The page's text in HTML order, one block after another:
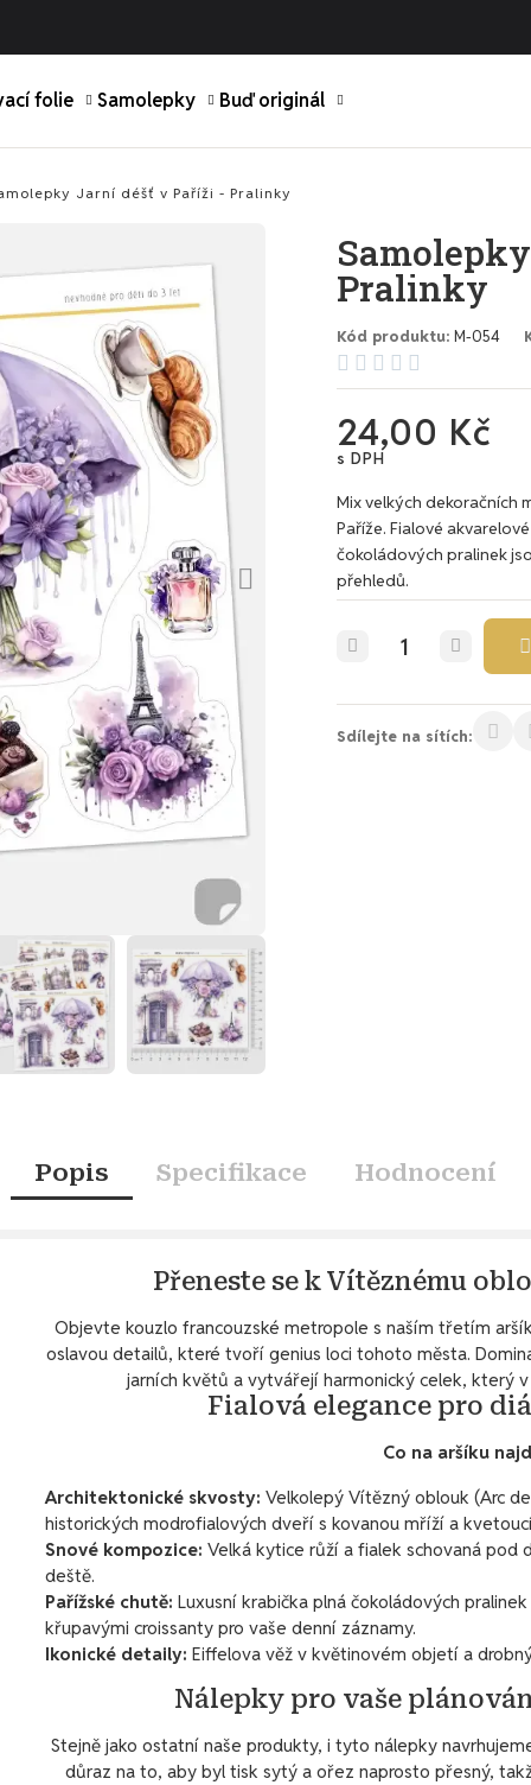
folie Samolepky Buď originál
Jarní déšť v Paříži - Pralinky
Pralinky
Kód produktu M-054
    
24,00 Kč
s DPH
Mix velkých dekoračních
Paříže. Fialové
čokoládových pralinek
přehledů.
Sdílejte na sítích:
Popis Specifikace Hodnocení
Přeneste se k Vítěznému
Objevte kouzlo francouzské metropole s naším třetím
oslavou detailů, které tvoří genius loci tohoto města.
jarních květů a vytvářejí harmonický celek, který
Fialová elegance pro
Co na aršíku
Architektonické skvosty: Velkolepý Vítězný oblouk (Arc
historických modrofialových dveří s kovanou mříží a
Snové kompozice: Velká kytice růží a fialek schovaná
deště.
Pařížské chutě: Luxusní krabička plná čokoládových
křupavými croissanty pro vaše denní záznamy.
Ikonické detaily: Eiffelova věž v květinovém objetí a
Nálepky pro vaše
Stejně jako ostatní naše produkty, i tyto nálepky
důraz na to, aby byl tisk sytý a ořez naprosto přesný,